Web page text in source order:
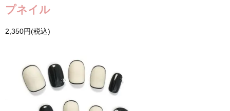
プネイル
2,350円(税込)